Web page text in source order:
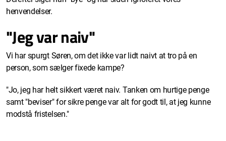
henvendelser.
"Jeg var naiv"
Vi har spurgt Søren, om det ikke var lidt naivt at tro på en
person, som sælger fixede kampe?
"Jo, jeg har helt sikkert været naiv. Tanken om hurtige penge
samt "beviser" for sikre penge var alt for godt til, at jeg kunne
modstå fristelsen."